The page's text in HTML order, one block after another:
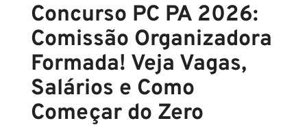
R$
43
Concurso PC PA 2026:
Comissão Organizadora
Formada! Veja Vagas,
Salários e Como
Começar do Zero